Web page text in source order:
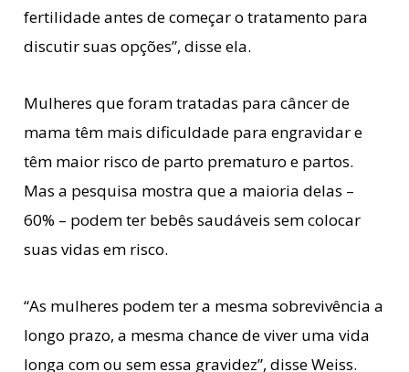
fertilidade antes de começar o tratamento para
discutir suas opções”, disse ela.
Mulheres que foram tratadas para câncer de
mama têm mais dificuldade para engravidar e
têm maior risco de parto prematuro e partos.
Mas a pesquisa mostra que a maioria delas –
60% – podem ter bebês saudáveis sem colocar
suas vidas em risco.
“As mulheres podem ter a mesma sobrevivência a
longo prazo, a mesma chance de viver uma vida
longa com ou sem essa gravidez”, disse Weiss.